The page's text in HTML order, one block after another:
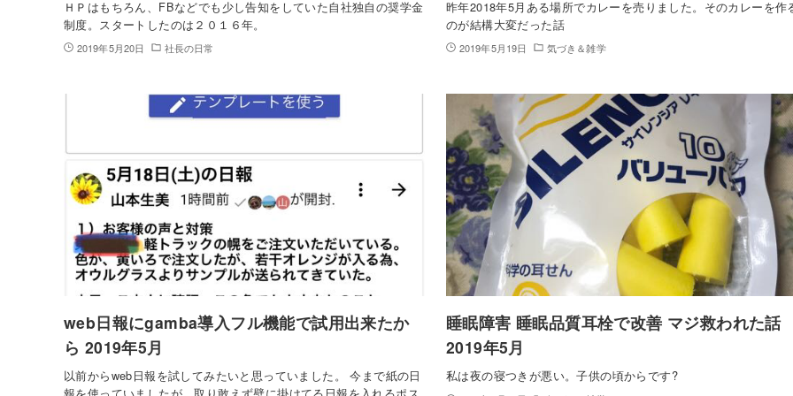
ＨＰはもちろん、FBなどでも少し告知をしていた自社独自の奨学金
制度。スタートしたのは２０１６年。
2019年5月20日 社長の日常
昨年2018年5月ある場所でカレーを売りました。そのカレーを作
のが結構大変だった話
2019年5月19日 気づき＆雑学
web日報にgamba導入フル機能で試用出来たか
ら 2019年5月
以前からweb日報を試してみたいと思っていました。 今まで紙の日
睡眠障害 睡眠品質耳栓で改善 マジ救われた話
2019年5月
私は夜の寝つきが悪い。子供の頃からです?